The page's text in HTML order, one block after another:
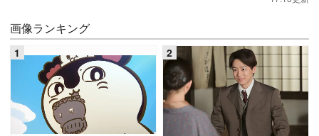
画像ランキング